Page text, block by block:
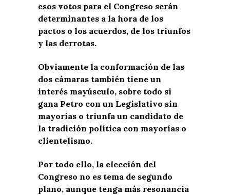
esos votos para el Congreso serán
determinantes a la hora de los
pactos o los acuerdos, de los triunfos
y las derrotas.
Obviamente la conformación de las
dos cámaras también tiene un
interés mayúsculo, sobre todo si
gana Petro con un Legislativo sin
mayorías o triunfa un candidato de
la tradición política con mayorías o
clientelismo.
Por todo ello, la elección del
Congreso no es tema de segundo
plano, aunque tenga más resonancia